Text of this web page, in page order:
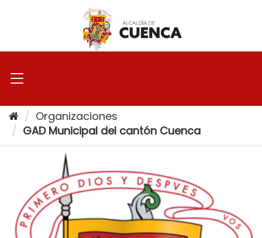
Organizaciones
GAD Municipal del cantón Cuenca